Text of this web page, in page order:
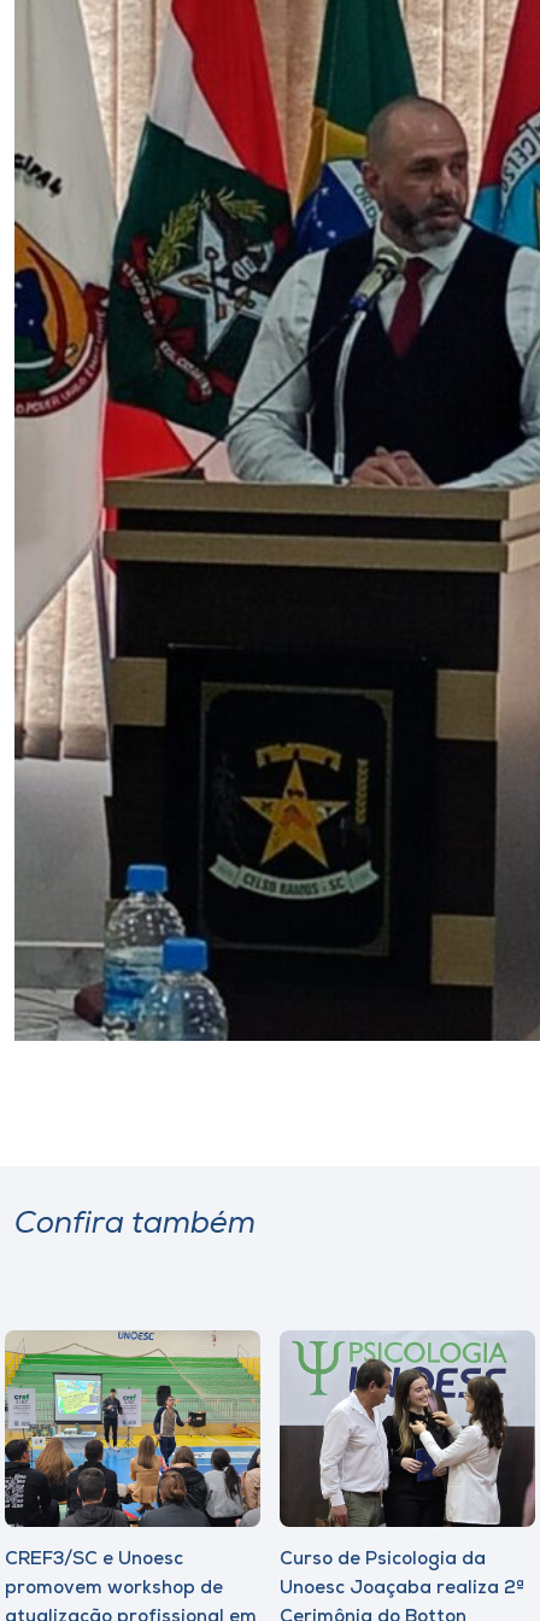
Confira também
CREF3/SC e Unoesc
promovem workshop de
Curso de Psicologia da
Unoesc Joaçaba realiza 2ª